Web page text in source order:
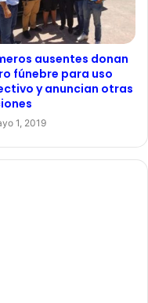
ausentes donan
fúnebre para uso
y anuncian otras
1, 2019